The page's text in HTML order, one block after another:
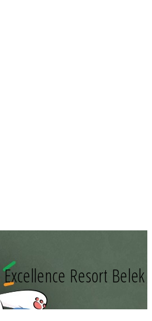
Resort Belek